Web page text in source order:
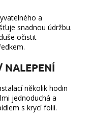
a
snadnou údržbu.
očistit
NALEPENÍ
několik hodin
jednoduchá a
s krycí folií.